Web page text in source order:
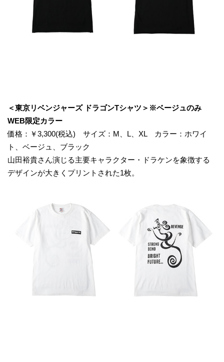
＜東京リベンジャーズ ドラゴンTシャツ＞※ベージュのみ
WEB限定カラー
価格：￥3,300(税込) サイズ：M、L、XL カラー：ホワイ
ト、ベージュ、ブラック
山田裕貴さん演じる主要キャラクター・ドラケンを象徴する
デザインが大きくプリントされた1枚。